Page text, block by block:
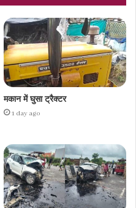
मकान में घुसा ट्रैक्टर
1 day ago